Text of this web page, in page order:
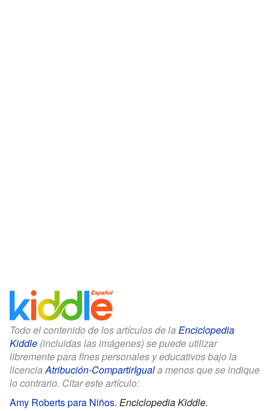
Todo el contenido de los artículos de la Enciclopedia
Kiddle (incluidas las imágenes) se puede utilizar
libremente para fines personales y educativos bajo la
licenciaAtribución-CompartirIguala menos que se indique
lo contrario. Citar este artículo:
Amy Roberts para Niños. Enciclopedia Kiddle.